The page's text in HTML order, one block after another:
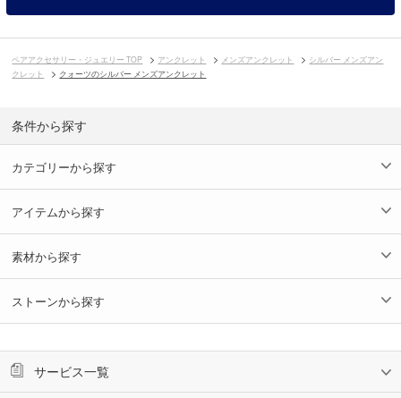
ペアアクセサリー・ジュエリー TOP アンクレット メンズアンクレット
シルバー メンズアン
クレット
クォーツのシルバー メンズアンクレット
条件から探す
カテゴリーから探す
アイテムから探す
素材から探す
ストーンから探す
サービス一覧